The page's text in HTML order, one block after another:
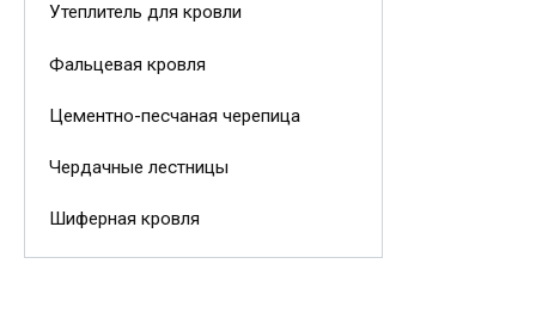
Утеплитель для кровли
Фальцевая кровля
Цементно-песчаная черепица
Чердачные лестницы
Шиферная кровля